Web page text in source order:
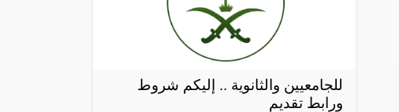
للجامعيين والثانوية .. إليكم شروط
ورابط تقديم